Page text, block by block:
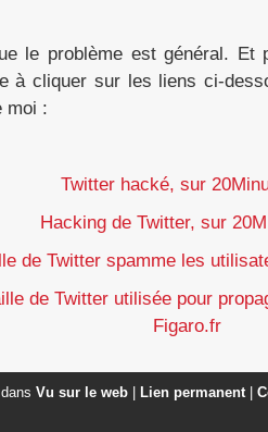
le problème est général. Et
à cliquer sur les liens ci-
moi :
Twitter hacké, sur
Hacking de Twitter, sur
de Twitter spamme les
de Twitter utilisée pour
Figaro.fr
Vu sur le web Lien permanent